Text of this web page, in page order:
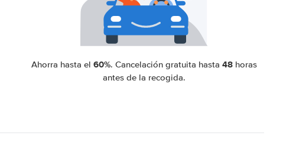
Ahorra hasta el 60%. Cancelación gratuita hasta 48horas
antes de la recogida.